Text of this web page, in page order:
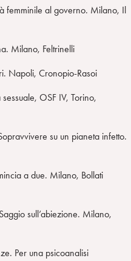
femminile al governo. Milano, Il
Milano, Feltrinelli
Napoli, Cronopio-Rasoi
OSF IV, Torino,
su un pianeta infetto.
a due. Milano, Bollati
sull’abiezione. Milano,
Per una psicoanalisi